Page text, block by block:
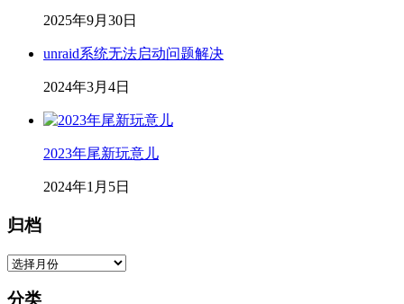
2025年9月30日
unraid系统无法启动问题解决
2024年3月4日
2023年尾新玩意儿
2024年1月5日
归档
归
分类